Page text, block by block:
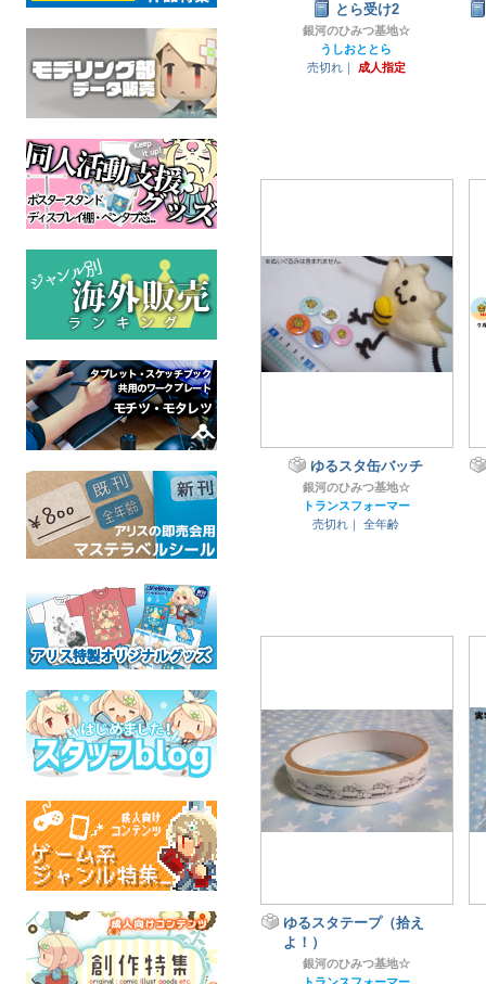
とら受け2
銀河のひみつ基地☆
うしおととら
売切れ｜
成人指定
ゆるスタ缶バッチ
銀河のひみつ基地☆
トランスフォーマー
売切れ｜
全年齢
ゆるスタテープ（拾え
よ！）
銀河のひみつ基地☆